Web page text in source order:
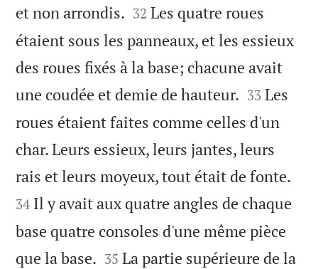
et non arrondis. 

32 Les quatre roues
étaient sous les panneaux, et les essieux
des roues fixés à la base; chacune avait
une coudée et demie de hauteur. 

33 Les
roues étaient faites comme celles d'un
char. Leurs essieux, leurs jantes, leurs
rais et leurs moyeux, tout était de fonte.
34 Il y avait aux quatre angles de chaque
base quatre consoles d'une même pièce
que la base. 

35 La partie supérieure de la